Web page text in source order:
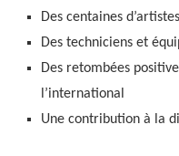
Des centaines
Des techniciens et
Des retombées
l’international
Une contribution à la